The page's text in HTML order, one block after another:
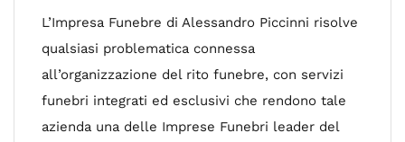
L’Impresa Funebre di Alessandro Piccinni risolve
qualsiasi problematica connessa
all’organizzazione del rito funebre, con servizi
funebri integrati ed esclusivi che rendono tale
azienda una delle Imprese Funebri leader del